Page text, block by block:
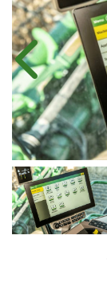
Anterior